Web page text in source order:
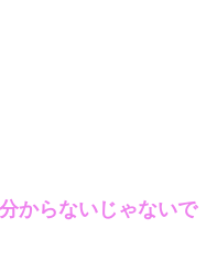
からないじゃないで